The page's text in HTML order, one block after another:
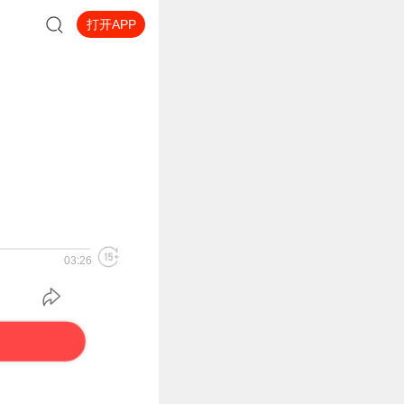
打开APP
03:26